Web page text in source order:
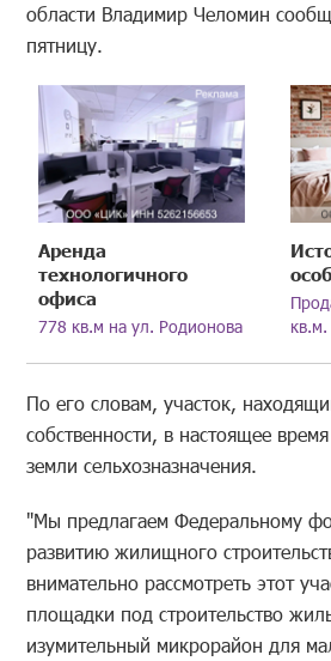
области Владимир Челомин
пятницу.
Аренда
технологичного
офиса
778 кв.м на ул. Родионова
По его словам, участок,
собственности, в настоящее
земли сельхозназначения.
"Мы предлагаем Федеральному
развитию жилищного
внимательно рассмотреть этот
площадки под строительство
изумительный микрорайон для